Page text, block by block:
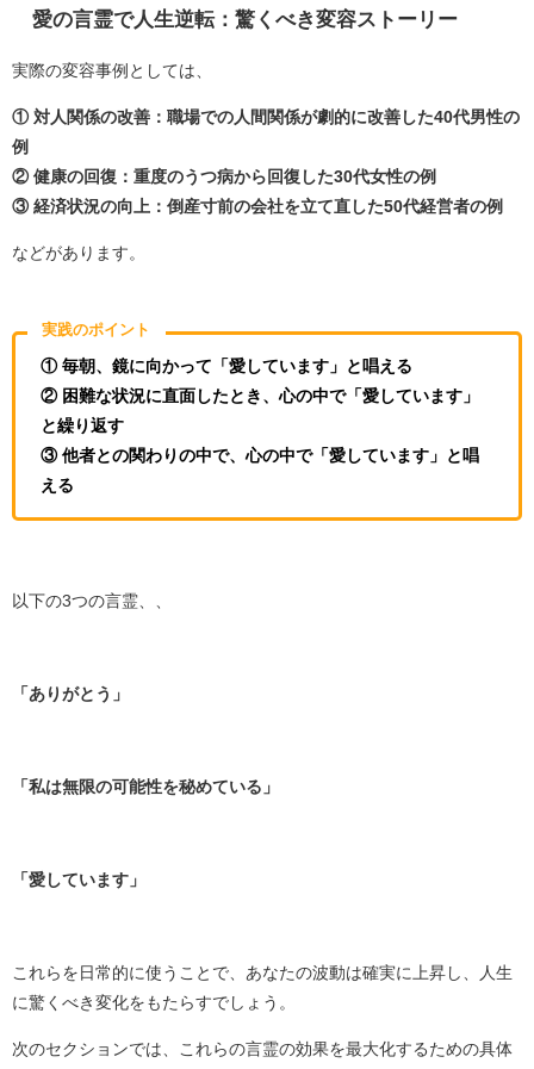
愛の言霊で人生逆転：驚くべき変容ストーリー
実際の変容事例としては、
① 対人関係の改善：職場での人間関係が劇的に改善した40代男性の
例
② 健康の回復：重度のうつ病から回復した30代女性の例
③ 経済状況の向上：倒産寸前の会社を立て直した50代経営者の例
などがあります。
実践のポイント
① 毎朝、鏡に向かって「愛しています」と唱える
② 困難な状況に直面したとき、心の中で「愛しています」
と繰り返す
③ 他者との関わりの中で、心の中で「愛しています」と唱
える
以下の3つの言霊、、
「ありがとう」
「私は無限の可能性を秘めている」
「愛しています」
これらを日常的に使うことで、あなたの波動は確実に上昇し、人生
に驚くべき変化をもたらすでしょう。
次のセクションでは、これらの言霊の効果を最大化するための具体